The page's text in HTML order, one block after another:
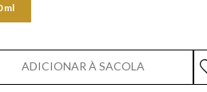
ml
ADICIONAR À SACOLA